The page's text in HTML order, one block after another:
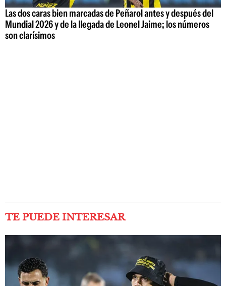
Las dos caras bien marcadas de Peñarol antes y después del
Mundial 2026 y de la llegada de Leonel Jaime; los números
son clarísimos
TE PUEDE INTERESAR